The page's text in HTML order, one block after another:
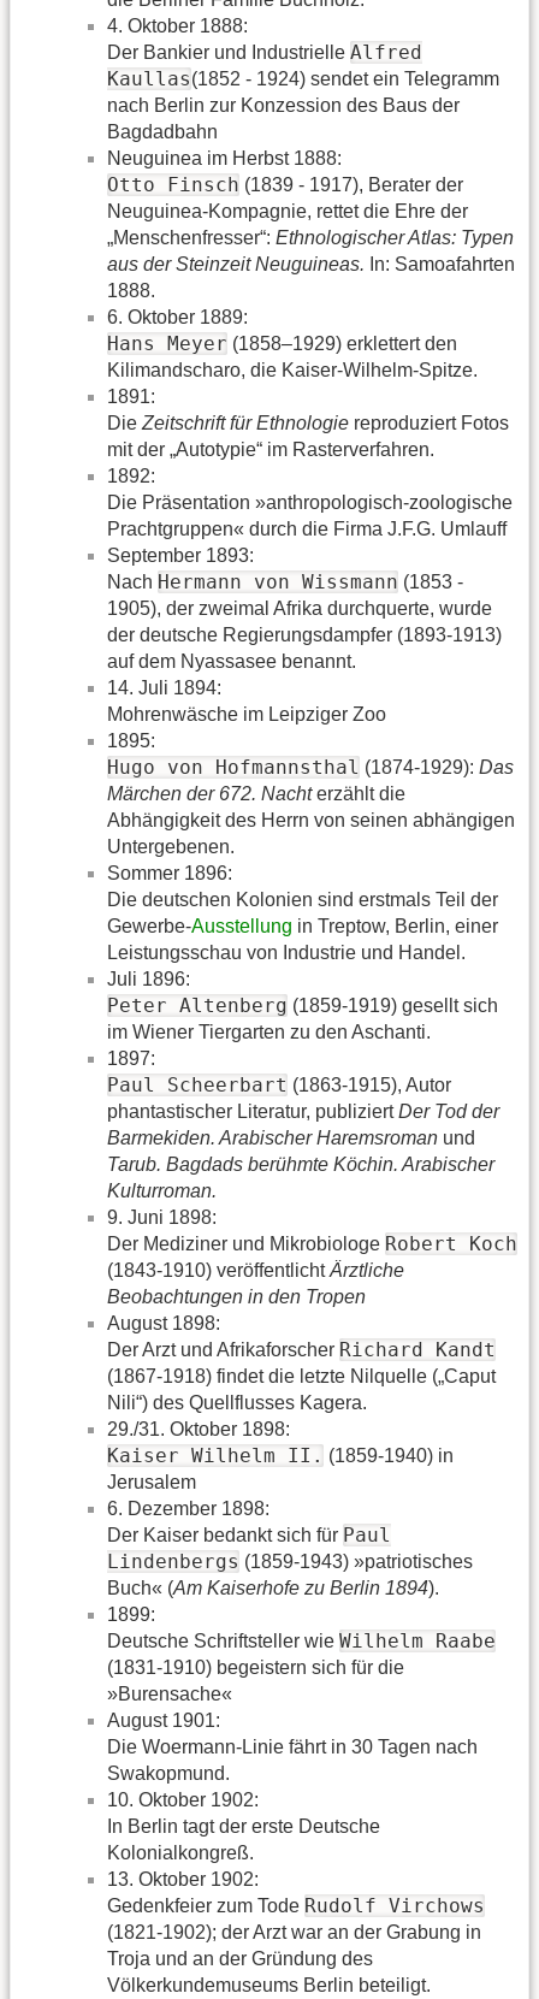
4. Oktober 1888:
Der Bankier und Industrielle Alfred
Kaullas(1852 - 1924) sendet ein Telegramm
nach Berlin zur Konzession des Baus der
Bagdadbahn
Neuguinea im Herbst 1888:
Otto Finsch (1839 - 1917), Berater der
Neuguinea-Kompagnie, rettet die Ehre der
„Menschenfresser“: Ethnologischer Atlas: Typen
aus der Steinzeit Neuguineas. In: Samoafahrten
1888.
6. Oktober 1889:
Hans Meyer (1858–1929) erklettert den
Kilimandscharo, die Kaiser-Wilhelm-Spitze.
1891:
Die Zeitschrift für Ethnologie reproduziert Fotos
mit der „Autotypie“ im Rasterverfahren.
1892:
Die Präsentation »anthropologisch-zoologische
Prachtgruppen« durch die Firma J.F.G. Umlauff
September 1893:
Nach Hermann von Wissmann (1853 -
1905), der zweimal Afrika durchquerte, wurde
der deutsche Regierungsdampfer (1893-1913)
auf dem Nyassasee benannt.
14. Juli 1894:
Mohrenwäsche im Leipziger Zoo
1895:
Hugo von Hofmannsthal (1874-1929): Das
Märchen der 672. Nachterzählt die
Abhängigkeit des Herrn von seinen abhängigen
Untergebenen.
Sommer 1896:
Die deutschen Kolonien sind erstmals Teil der
Gewerbe-Ausstellung in Treptow, Berlin, einer
Leistungsschau von Industrie und Handel.
Juli 1896:
Peter Altenberg (1859-1919) gesellt sich
im Wiener Tiergarten zu den Aschanti.
1897:
Paul Scheerbart (1863-1915), Autor
phantastischer Literatur, publiziertDer Tod der
Barmekiden. Arabischer Haremsroman und
Tarub. Bagdads berühmte Köchin. Arabischer
Kulturroman.
9. Juni 1898:
Der Mediziner und Mikrobiologe Robert Koch
(1843-1910) veröffentlichtÄrztliche
Beobachtungen in den Tropen
August 1898:
Der Arzt und Afrikaforscher Richard Kandt
(1867-1918) findet die letzte Nilquelle („Caput
Nili“) des Quellflusses Kagera.
29./31. Oktober 1898:
Kaiser Wilhelm II. (1859-1940) in
Jerusalem
6. Dezember 1898:
Der Kaiser bedankt sich für Paul
Lindenbergs (1859-1943) »patriotisches
Buch« (Am Kaiserhofe zu Berlin 1894).
1899:
Deutsche Schriftsteller wie Wilhelm Raabe
(1831-1910) begeistern sich für die
»Burensache«
August 1901:
Die Woermann-Linie fährt in 30 Tagen nach
Swakopmund.
10. Oktober 1902:
In Berlin tagt der erste Deutsche
Kolonialkongreß.
13. Oktober 1902:
Gedenkfeier zum Tode Rudolf Virchows
(1821-1902); der Arzt war an der Grabung in
Troja und an der Gründung des
Völkerkundemuseums Berlin beteiligt.